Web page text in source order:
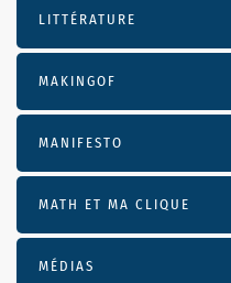
LITTÉRATURE
MAKINGOF
MANIFESTO
MATH ET MA CLIQUE
MÉDIAS